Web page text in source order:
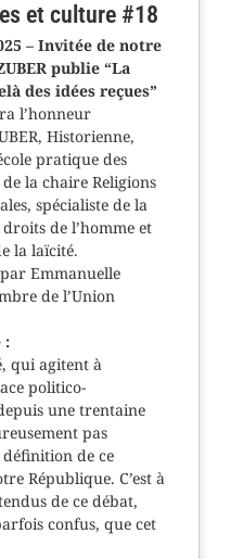
et culture #18
– Invitée de notre
publie “La
des idées reçues”
l’honneur
Historienne,
pratique des
la chaire Religions
spécialiste de la
de l’homme et
la laïcité.
Emmanuelle
de l’Union
:
qui agitent à
politico-
une trentaine
pas
de ce
République. C’est à
de ce débat,
confus, que cet